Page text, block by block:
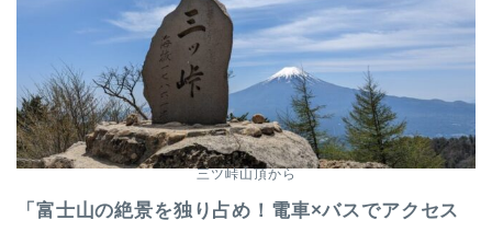
三ツ峠山頂から
「富士山の絶景を独り占め！電車×バスでアクセス